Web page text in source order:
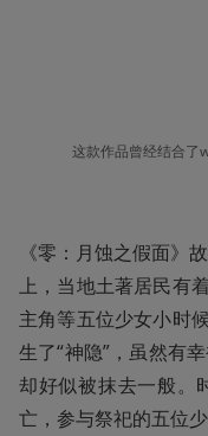
这款作品曾经结合了
《零：月蚀之假面》
上，当地土著居民有
主角等五位少女小时
生了“神隐”，虽然有
却好似被抹去一般。
亡，参与祭祀的五位